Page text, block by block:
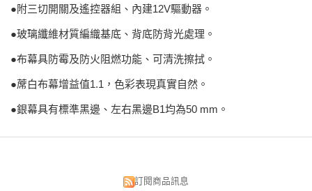
●附三切開關及遙控器組、內建12V驅動器。
●玻璃纖維材質編織基底、背底防背光處理。
●布幕具防霉及防火阻燃功能、可清洗擦拭。
●蓆白布幕增益值1.1，色彩表現真實自然。
●銀幕具有標準黑邊、左右黑邊B1均為50 mm。
訂閱商品訊息